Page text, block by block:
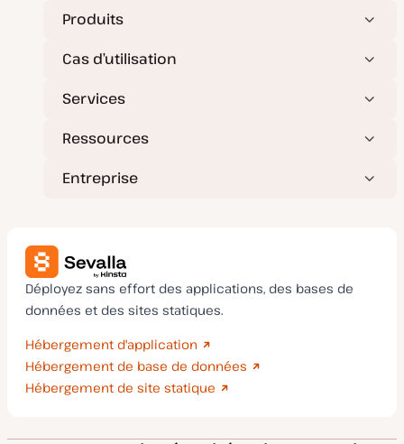
e
à
u
Produits
Cas d’utilisation
Services
Ressources
Entreprise
Déployez sans effort des applications, des bases de
données et des sites statiques.
Hébergement d'application
Hébergement de base de données
Hébergement de site statique